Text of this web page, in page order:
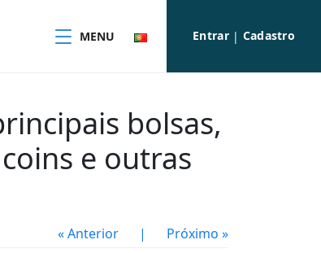
MENU Entrar| Cadastro
bolsas,
e outras
« Anterior | Próximo »